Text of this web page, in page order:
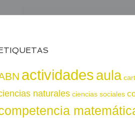
actividadesaula
naturales ciencias sociales